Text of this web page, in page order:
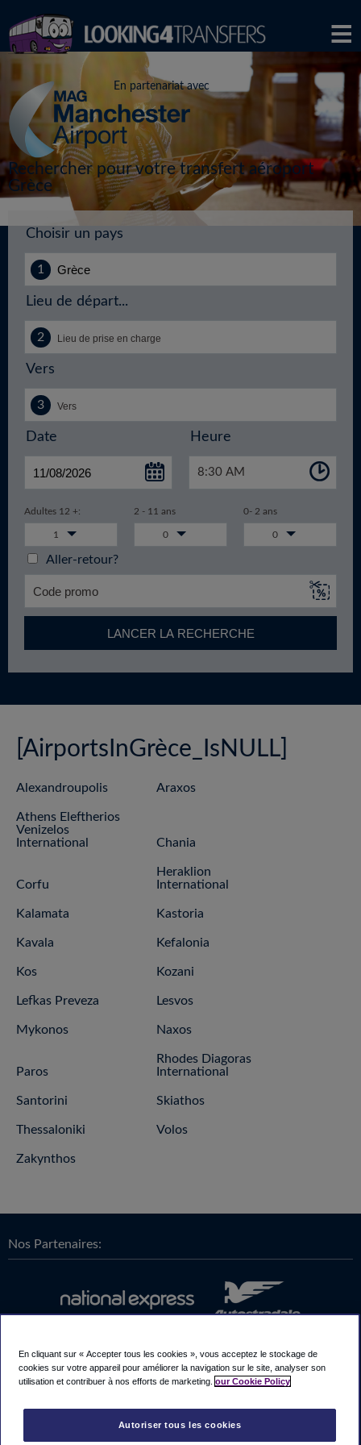
En partenariat avec
Rechercher pour votre transfert aéroport
Grèce
Choisir un pays
Lieu de départ...
Vers
Date Heure
8:30 AM
Adultes 12 +: 2 - 11 ans 0- 2 ans
1 0 0
Aller-retour?
LANCER LA RECHERCHE
[AirportsInGrèce_IsNULL]
Alexandroupolis Araxos
Athens Eleftherios
Venizelos
International
Chania
Corfu
Heraklion
International
Kalamata Kastoria
Kavala Kefalonia
Kos Kozani
Lefkas Preveza Lesvos
Mykonos Naxos
Paros
Rhodes Diagoras
International
Santorini Skiathos
Thessaloniki Volos
Zakynthos
Nos Partenaires:
En cliquant sur « Accepter tous les cookies », vous acceptez le stockage de
cookies sur votre appareil pour améliorer la navigation sur le site, analyser son
utilisation et contribuer à nos efforts de marketing. our Cookie Policy
Autoriser tous les cookies